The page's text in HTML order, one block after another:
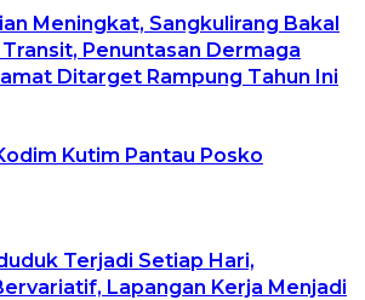
Meningkat, Sangkulirang Bakal
Penuntasan Dermaga
Ditarget Rampung Tahun Ini
Kutim Pantau Posko
Terjadi Setiap Hari,
Lapangan Kerja Menjadi